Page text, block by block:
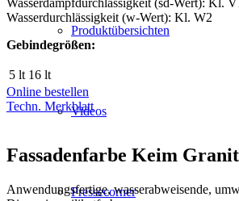
Produktübersichten
Videos
Pressecorner
Wasserdampfdurchlässigkeit (sd-Wert): Kl.
Wasserdurchlässigkeit (w-Wert): Kl. W2
Gebindegrößen:
5 lt 16 lt
Online bestellen
Techn. Merkblatt
Fassadenfarbe Keim
Anwendungsfertige, wasserabweisende,